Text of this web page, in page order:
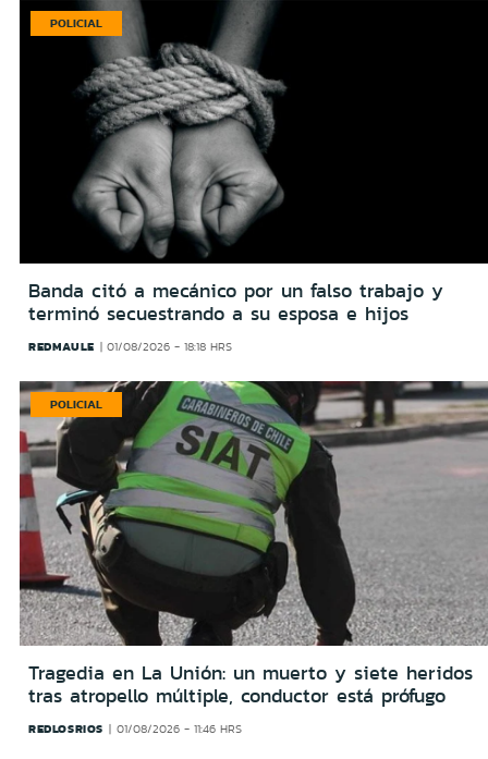
POLICIAL
Banda citó a mecánico por un falso trabajo y
terminó secuestrando a su esposa e hijos
REDMAULE 01/08/2026 - 18:18 HRS
POLICIAL
Tragedia en La Unión: un muerto y siete heridos
tras atropello múltiple, conductor está prófugo
REDLOSRIOS 01/08/2026 - 11:46 HRS